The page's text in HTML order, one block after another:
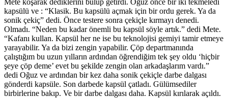
kapsülü ve : “Klasik. Bu kapsülü açmak için bir ordu gerek. Ya da
sonik çekiç” dedi. Önce testere sonra çekiçle kırmayı denedi.
Olmadı. “Neden bu kadar önemli bu kapsül söyle artık.” dedi Mete.
“Kafanı kullan. Kapsül her ne ise bu teknolojisi gemiyi tamir etmeye
yarayabilir. Ya da bizi zengin yapabilir. Çöp departmanında
çalıştığım bu uzun yılların ardından öğrendiğim tek şey oldu ‘hiçbir
şeye çöp deme’ evet bu şekilde zengin olan arkadaşlarım vardı.”
dedi Oğuz ve ardından bir kez daha sonik çekiçle darbe dalgası
gönderdi kapsüle. Son darbede kapsül çatladı. Gülümsediler
birbirlerine bakıp. Ve bir darbe dalgası daha. Kapsül kırılarak açıldı.